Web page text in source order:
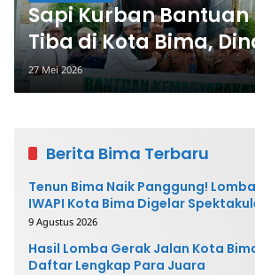
Sapi Kurban Bantuan
Tiba di Kota Bima,
Pertanian Pantau
dan Penyalurannya
27 Mei 2026
Berita Bima Terbaru
Tenun Bima Naik Panggung!
IWAPI Kota Bima Digelar
9 Agustus 2026
Hasil Lomba Gerak Jalan Kota
Daftar Lengkap Para Juara